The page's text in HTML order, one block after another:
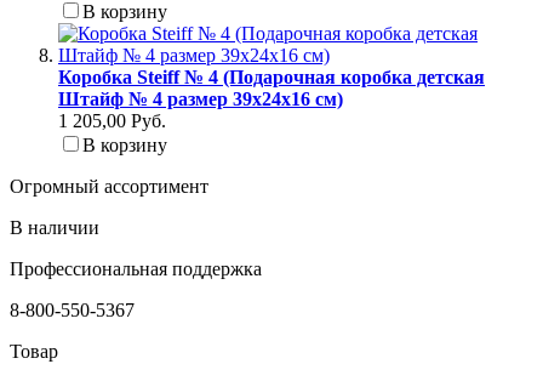
В корзину
Коробка Steiff № 4 (Подарочная коробка детская
Штайф № 4 размер 39x24x16 см)
1 205,00 Руб.
В корзину
Огромный ассортимент
В наличии
Профессиональная поддержка
8-800-550-5367
Товар